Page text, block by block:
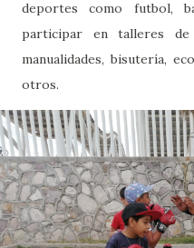
deportes como futbol,
participar en talleres
manualidades, bisutería,
otros.